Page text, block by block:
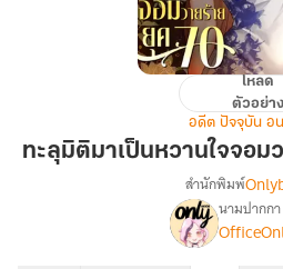
มา
โหลด
ตัวอย่าง
อดีต ปัจจุบัน อ
ทะลุมิติมาเป็นหวานใจจอม
เรื่อง[
มิติ
สำนักพิมพ์
นามปากกา